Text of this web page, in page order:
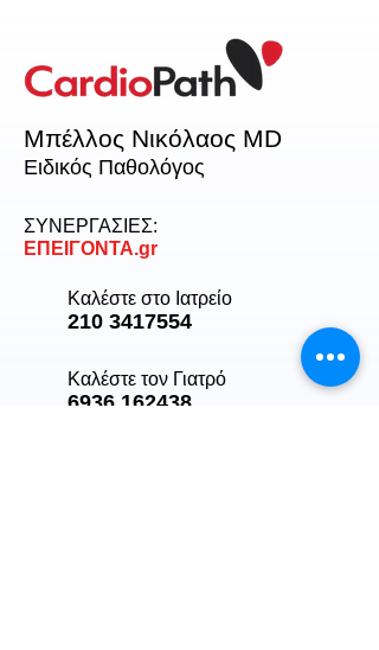
Μπέλλος Νικόλαος MD
Ειδικός Παθολόγος
ΣΥΝΕΡΓΑΣΙΕΣ:
ΕΠΕΙΓΟΝΤΑ.gr
Καλέστε στο Ιατρείο
210 3417554
Καλέστε τον Γιατρό
6936 162438